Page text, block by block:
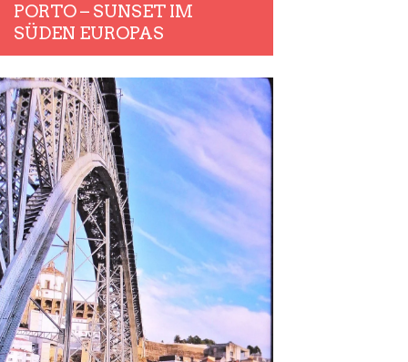
PORTO – SUNSET IM
SÜDEN EUROPAS